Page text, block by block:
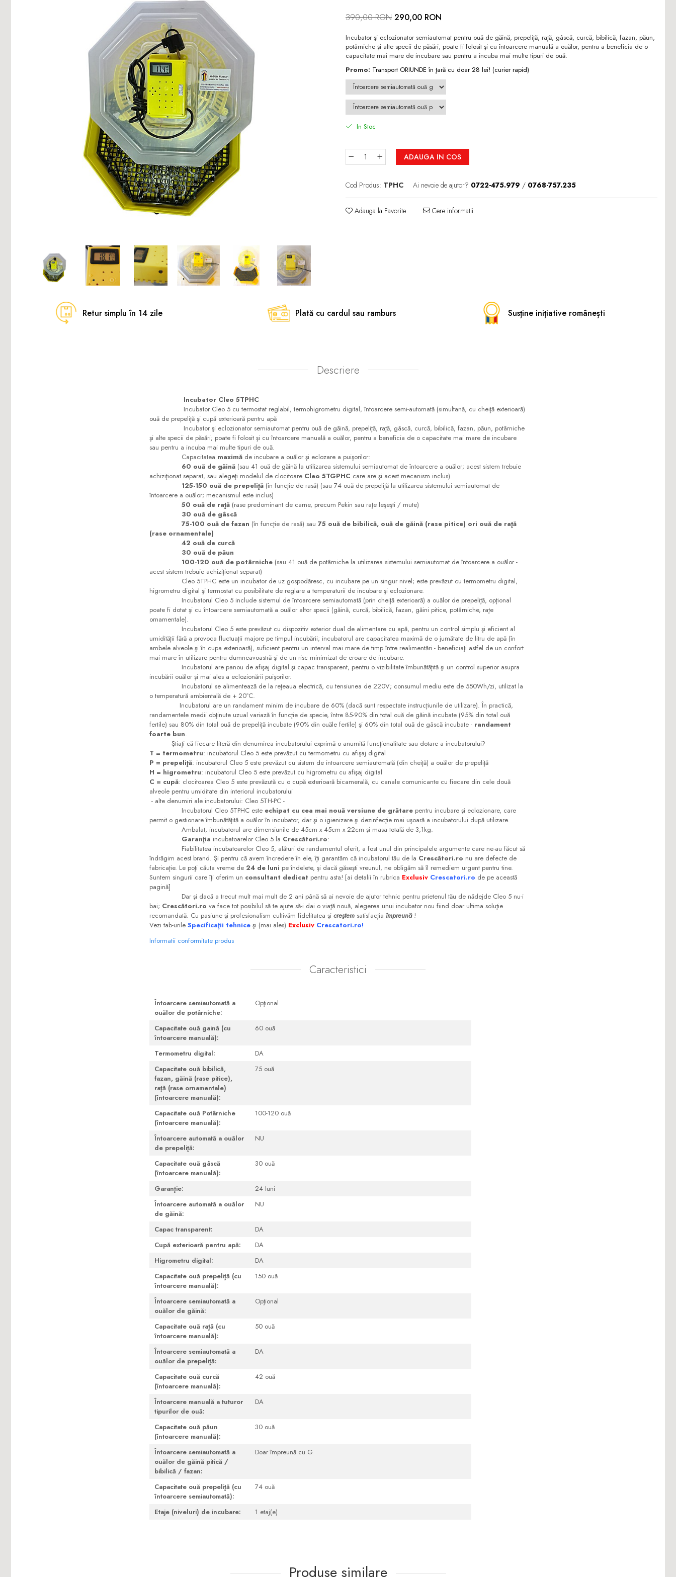
390,00 RON 290,00 RON
Incubator şi eclozionator semiautomat pentru ouă de găină, prepeliţă, raţă, gâscă, curcă, bibilică, fazan, păun,
potârniche şi alte specii de păsări; poate fi folosit şi cu întoarcere manuală a ouălor, pentru a beneficia de o
capacitate mai mare de incubare sau pentru a incuba mai multe tipuri de ouă.
Promo: Transport ORIUNDE în ţară cu doar 28 lei! (curier rapid)
In Stoc
ADAUGA IN COS
Cod Produs: TPHC Ai nevoie de ajutor? 0722-475.979 / 0768-757.235
Adauga la Favorite Cere informatii
Retur simplu în 14 zile Plată cu cardul sau ramburs Susține inițiative românești
Descriere
Incubator Cleo 5TPHC
Incubator Cleo 5 cu termostat reglabil, termohigrometru digital, întoarcere semi-automată (simultană, cu cheiţă exterioară)
ouă de prepeliţă şi cupă exterioară pentru apă
Incubator şi eclozionator semiautomat pentru ouă de găină, prepeliţă, raţă, gâscă, curcă, bibilică, fazan, păun, potârniche
şi alte specii de păsări; poate fi folosit şi cu întoarcere manuală a ouălor, pentru a beneficia de o capacitate mai mare de incubare
sau pentru a incuba mai multe tipuri de ouă.
Capacitatea maximă de incubare a ouălor şi eclozare a puişorilor:
60 ouă de găină (sau 41 ouă de găină la utilizarea sistemului semiautomat de întoarcere a ouălor; acest sistem trebuie
achiziţionat separat, sau alegeţi modelul de clocitoare Cleo 5TGPHC care are şi acest mecanism inclus)
125-150 ouă de prepeliţă (în funcţie de rasă) (sau 74 ouă de prepeliţă la utilizarea sistemului semiautomat de
întoarcere a ouălor; mecanismul este inclus)
50 ouă de raţă (rase predominant de carne, precum Pekin sau raţe leşeşti / mute)
30 ouă de gâscă
75-100 ouă de fazan (în funcţie de rasă) sau 75 ouă de bibilică, ouă de găină (rase pitice) ori ouă de raţă
(rase ornamentale)
42 ouă de curcă
30 ouă de păun
100-120 ouă de potârniche (sau 41 ouă de potârniche la utilizarea sistemului semiautomat de întoarcere a ouălor -
acest sistem trebuie achiziţionat separat)
Cleo 5TPHC este un incubator de uz gospodăresc, cu incubare pe un singur nivel; este prevăzut cu termometru digital,
higrometru digital şi termostat cu posibilitate de reglare a temperaturii de incubare şi eclozionare.
Incubatorul Cleo 5 include sistemul de întoarcere semiautomată (prin cheiţă exterioară) a ouălor de prepeliţă, opţional
poate fi dotat şi cu întoarcere semiautomată a ouălor altor specii (găină, curcă, bibilică, fazan, găini pitice, potârniche, raţe
ornamentale).
Incubatorul Cleo 5 este prevăzut cu dispozitiv exterior dual de alimentare cu apă, pentru un control simplu şi eficient al
umidităţii fără a provoca fluctuaţii majore pe timpul incubării; incubatorul are capacitatea maximă de o jumătate de litru de apă (în
ambele alveole şi în cupa exterioară), suficient pentru un interval mai mare de timp între realimentări - beneficiaţi astfel de un confort
mai mare în utilizare pentru dumneavoastră şi de un risc minimizat de eroare de incubare.
Incubatorul are panou de afişaj digital şi capac transparent, pentru o vizibilitate îmbunătăţită şi un control superior asupra
incubării ouălor şi mai ales a eclozionării puişorilor.
Incubatorul se alimentează de la reţeaua electrică, cu tensiunea de 220V; consumul mediu este de 550Wh/zi, utilizat la
o temperatură ambientală de + 20ºC.
Incubatorul are un randament minim de incubare de 60% (dacă sunt respectate instrucţiunile de utilizare). În practică,
randamentele medii obţinute uzual variază în funcţie de specie, între 85-90% din total ouă de găină incubate (95% din total ouă
fertile) sau 80% din total ouă de prepeliţă incubate (90% din ouăle fertile) şi 60% din total ouă de gâscă incubate - randament
foarte bun.
Ştiaţi că fiecare literă din denumirea incubatorului exprimă o anumită funcţionalitate sau dotare a incubatorului?
T = termometru: incubatorul Cleo 5 este prevăzut cu termometru cu afişaj digital
P = prepeliţă: incubatorul Cleo 5 este prevăzut cu sistem de intoarcere semiautomată (din cheiţă) a ouălor de prepeliţă
H = higrometru: incubatorul Cleo 5 este prevăzut cu higrometru cu afişaj digital
C = cupă: clocitoarea Cleo 5 este prevăzută cu o cupă exterioară bicamerală, cu canale comunicante cu fiecare din cele două
alveole pentru umiditate din interiorul incubatorului
- alte denumiri ale incubatorului: Cleo 5TH-PC -
Incubatorul Cleo 5TPHC este echipat cu cea mai nouă versiune de grătare pentru incubare şi eclozionare, care
permit o gestionare îmbunătăţită a ouălor în incubator, dar şi o igienizare şi dezinfecţie mai uşoară a incubatorului după utilizare.
Ambalat, incubatorul are dimensiunile de 45cm x 45cm x 22cm şi masa totală de 3,1kg.
Garanţia incubatoarelor Cleo 5 la Crescători.ro:
Fiabilitatea incubatoarelor Cleo 5, alături de randamentul oferit, a fost unul din principalele argumente care ne-au făcut să
îndrăgim acest brand. Şi pentru că avem încredere în ele, îţi garantăm că incubatorul tău de la Crescători.ro nu are defecte de
fabricaţie. Le poţi căuta vreme de 24 de luni pe îndelete, şi dacă găseşti vreunul, ne obligăm să îl remediem urgent pentru tine.
Suntem singurii care îţi oferim un consultant dedicat pentru asta! [ai detalii în rubrica Exclusiv Crescatori.ro de pe această
pagină]
Dar şi dacă a trecut mult mai mult de 2 ani până să ai nevoie de ajutor tehnic pentru prietenul tău de nădejde Cleo 5 nu-i
bai; Crescători.ro va face tot posibilul să te ajute să-i dai o viaţă nouă, alegerea unui incubator nou fiind doar ultima soluţie
recomandată. Cu pasiune şi profesionalism cultivăm fidelitatea şi creştem satisfacţia împreună !
Vezi tab-urile Specificaţii tehnice şi (mai ales) Exclusiv Crescatori.ro!
Informatii conformitate produs
Caracteristici
Întoarcere semiautomată a
ouălor de potârniche:
Opţional
Capacitate ouă gaină (cu
întoarcere manuală):
60 ouă
Termometru digital:
DA
Capacitate ouă bibilică,
fazan, găină (rase pitice),
raţă (rase ornamentale)
(întoarcere manuală):
75 ouă
Capacitate ouă Potârniche
(întoarcere manuală):
100-120 ouă
Întoarcere automată a ouălor
de prepeliţă:
NU
Capacitate ouă gâscă
(întoarcere manuală):
30 ouă
Garanţie:
24 luni
Întoarcere automată a ouălor
de găină:
NU
Capac transparent:
DA
Cupă exterioară pentru apă:
DA
Higrometru digital:
DA
Capacitate ouă prepeliţă (cu
întoarcere manuală):
150 ouă
Întoarcere semiautomată a
ouălor de găină:
Opţional
Capacitate ouă raţă (cu
întoarcere manuală):
50 ouă
Întoarcere semiautomată a
ouălor de prepeliţă:
DA
Capacitate ouă curcă
(întoarcere manuală):
42 ouă
Întoarcere manuală a tuturor
tipurilor de ouă:
DA
Capacitate ouă păun
(întoarcere manuală):
30 ouă
Întoarcere semiautomată a
ouălor de găină pitică /
bibilică / fazan:
Doar împreună cu G
Capacitate ouă prepeliţă (cu
întoarcere semiautomată):
74 ouă
Etaje (niveluri) de incubare: 1 etaj(e)
Produse similare